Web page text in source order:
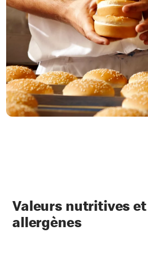
Valeurs nutritives et
allergènes